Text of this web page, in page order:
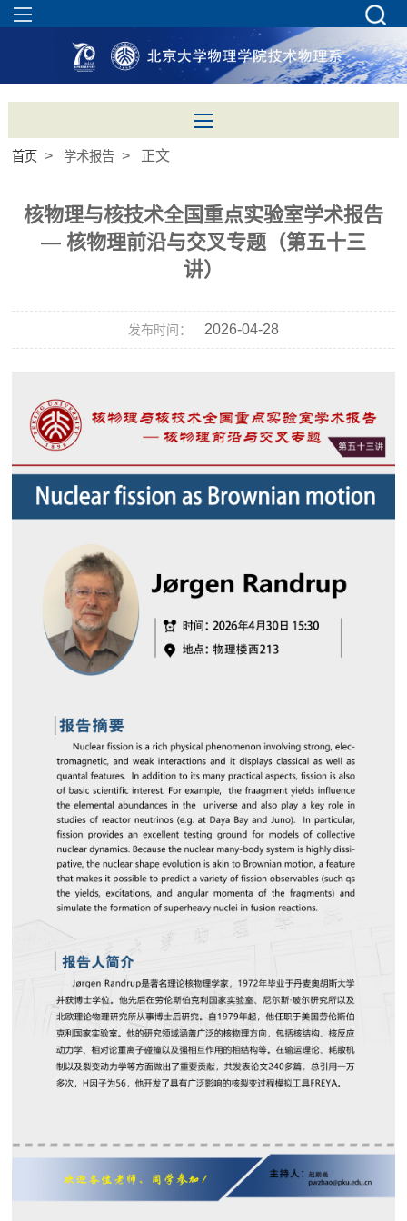
首页 > 学术报告 > 正文
核物理与核技术全国重点实验室学术报告
— 核物理前沿与交叉专题（第五十三
讲）
发布时间： 2026-04-28